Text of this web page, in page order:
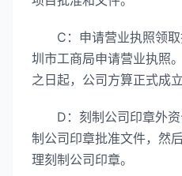
C：申请营业执照领取
圳市工商局申请营业执照
之日起，公司方算正式成
D：刻制公司印章外资
制公司印章批准文件，然
理刻制公司印章。